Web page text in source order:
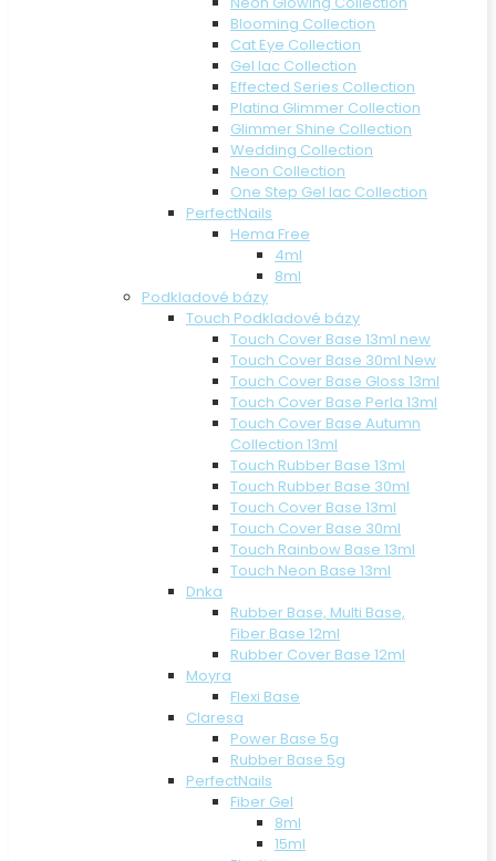
Blooming Collection
Cat Eye Collection
Gel lac Collection
Effected Series Collection
Platina Glimmer Collection
Glimmer Shine Collection
Wedding Collection
Neon Collection
One Step Gel lac Collection
PerfectNails
Hema Free
4ml
8ml
Podkladové bázy
Touch Podkladové bázy
Touch Cover Base 13ml new
Touch Cover Base 30ml New
Touch Cover Base Gloss 13ml
Touch Cover Base Perla 13ml
Touch Cover Base Autumn
Collection 13ml
Touch Rubber Base 13ml
Touch Rubber Base 30ml
Touch Cover Base 13ml
Touch Cover Base 30ml
Touch Rainbow Base 13ml
Touch Neon Base 13ml
Dnka
Rubber Base, Multi Base,
Fiber Base 12ml
Rubber Cover Base 12ml
Moyra
Flexi Base
Claresa
Power Base 5g
Rubber Base 5g
PerfectNails
Fiber Gel
8ml
15ml